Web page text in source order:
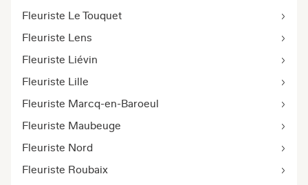
Fleuriste Le Touquet
Fleuriste Lens
Fleuriste Liévin
Fleuriste Lille
Fleuriste Marcq-en-Baroeul
Fleuriste Maubeuge
Fleuriste Nord
Fleuriste Roubaix